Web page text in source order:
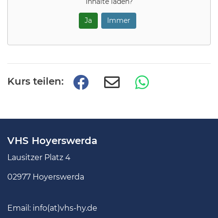
Ja Immer
Kurs teilen:
VHS Hoyerswerda
Lausitzer Platz 4
02977 Hoyerswerda
Email: info(at)vhs-hy.de